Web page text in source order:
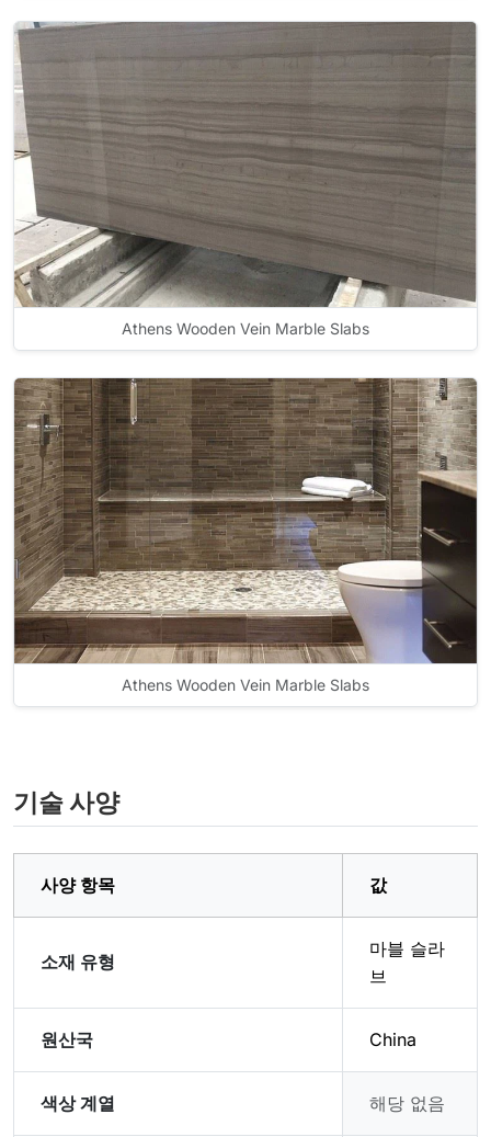
Athens Wooden Vein Marble Slabs
Athens Wooden Vein Marble Slabs
기술 사양
사양 항목 값
소재 유형
마블 슬라
브
원산국 China
색상 계열 해당 없음